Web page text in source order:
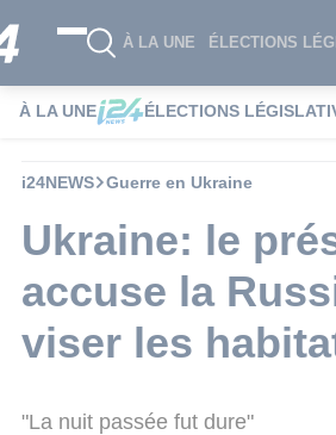
À LA UNE ÉLECTIONS
À LA UNE ÉLECTIONS
i24NEWS Guerre en Ukraine
Ukraine: le
accuse la
viser les
"La nuit passée fut dure"